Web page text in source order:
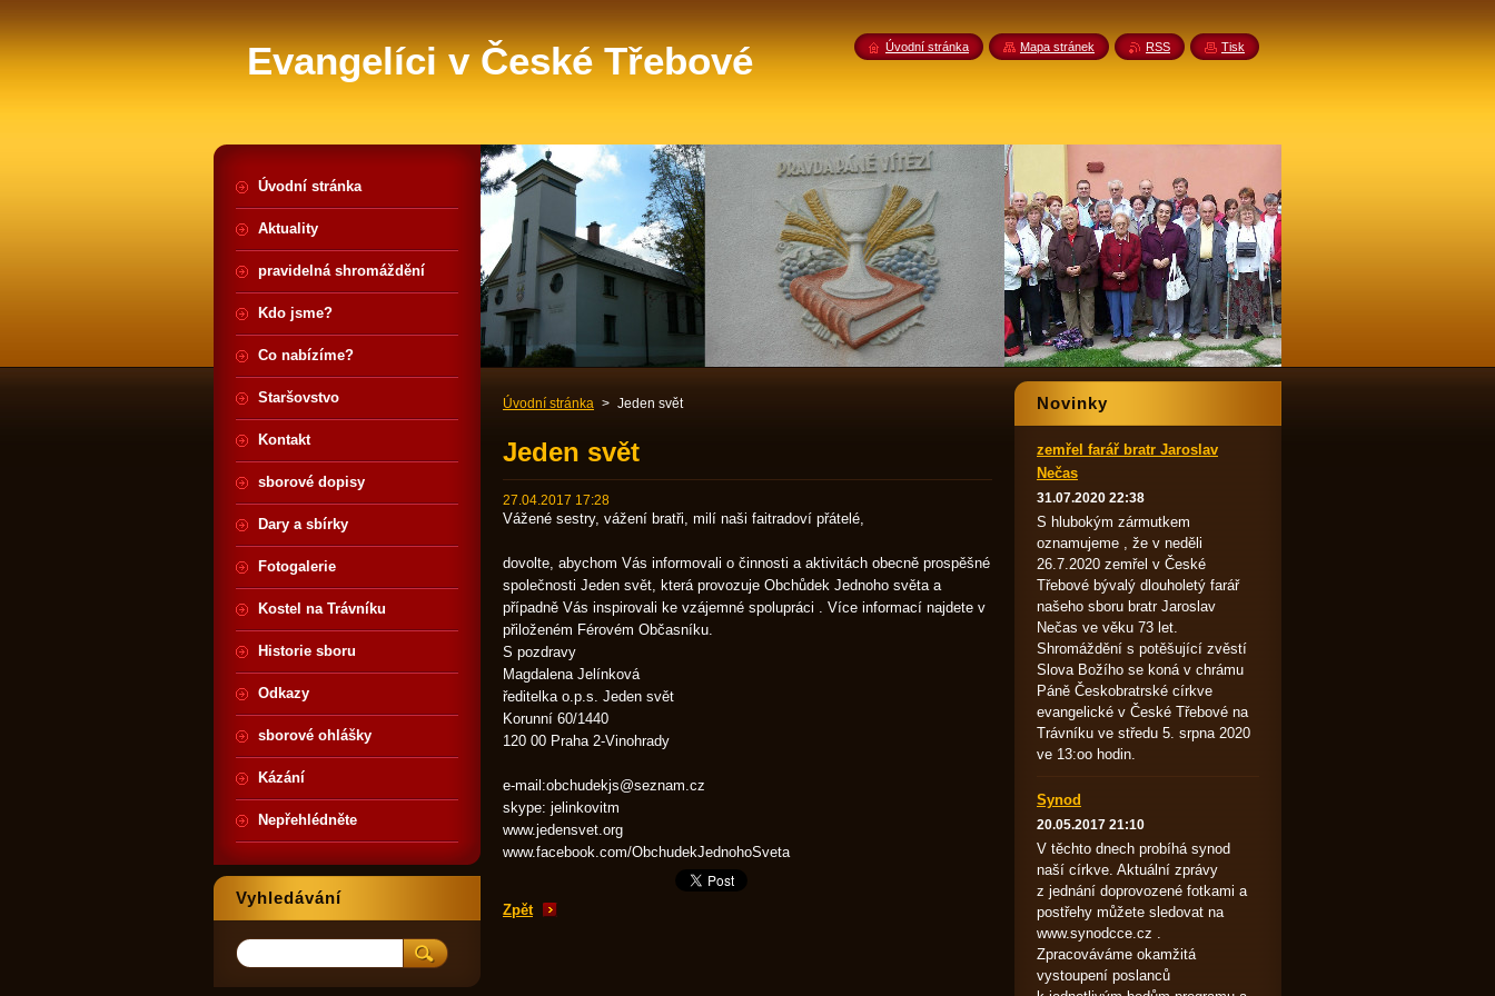
Evangelíci v České Třebové
Úvodní stránka > Jeden svět
Jeden svět
27.04.2017 17:28
Vážené sestry, vážení bratři, milí naši faitradoví přátelé,
dovolte, abychom Vás informovali o činnosti a aktivitách obecně prospěšné
společnosti Jeden svět, která provozuje Obchůdek Jednoho světa a
případně Vás inspirovali ke vzájemné spolupráci . Více informací najdete v
přiloženém Férovém Občasníku.
S pozdravy
Magdalena Jelínková
ředitelka o.p.s. Jeden svět
Korunní 60/1440
120 00 Praha 2-Vinohrady
e-mail:obchudekjs@seznam.cz
skype: jelinkovitm
www.jedensvet.org
www.facebook.com/ObchudekJednohoSveta
Zpět
Novinky
zemřel farář bratr Jaroslav
Nečas
31.07.2020 22:38
S hlubokým zármutkem
oznamujeme , že v neděli
26.7.2020 zemřel v České
Třebové bývalý dlouholetý farář
našeho sboru bratr Jaroslav
Nečas ve věku 73 let.
Shromáždění s potěšující zvěstí
Slova Božího se koná v chrámu
Páně Českobratrské církve
evangelické v České Třebové na
Trávníku ve středu 5. srpna 2020
ve 13:oo hodin.
Synod
20.05.2017 21:10
V těchto dnech probíhá synod
naší církve. Aktuální zprávy
z jednání doprovozené fotkami a
postřehy můžete sledovat na
www.synodcce.cz .
Zpracováváme okamžitá
vystoupení poslanců
Úvodní stránka
Aktuality
pravidelná shromáždění
Kdo jsme?
Co nabízíme?
Staršovstvo
Kontakt
sborové dopisy
Dary a sbírky
Fotogalerie
Kostel na Trávníku
Historie sboru
Odkazy
sborové ohlášky
Kázání
Nepřehlédněte
Vyhledávání
Úvodní stránka Mapa stránek RSS Tisk